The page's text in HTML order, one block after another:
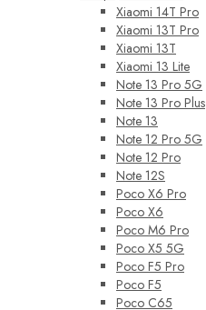
Xiaomi 14T Pro
Xiaomi 13T Pro
Xiaomi 13T
Xiaomi 13 Lite
Note 13 Pro 5G
Note 13 Pro Plus
Note 13
Note 12 Pro 5G
Note 12 Pro
Note 12S
Poco X6 Pro
Poco X6
Poco M6 Pro
Poco X5 5G
Poco F5 Pro
Poco F5
Poco C65